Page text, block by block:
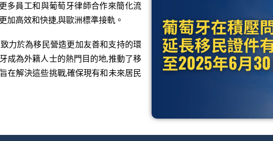
多員工和與葡萄牙律師合作來簡化流
加高效和快捷,與歐洲標準接軌。
力於為移民營造更加友善和支持的環
成為外籍人士的熱門目的地,推動了移
在解決這些挑戰,確保現有和未來居民